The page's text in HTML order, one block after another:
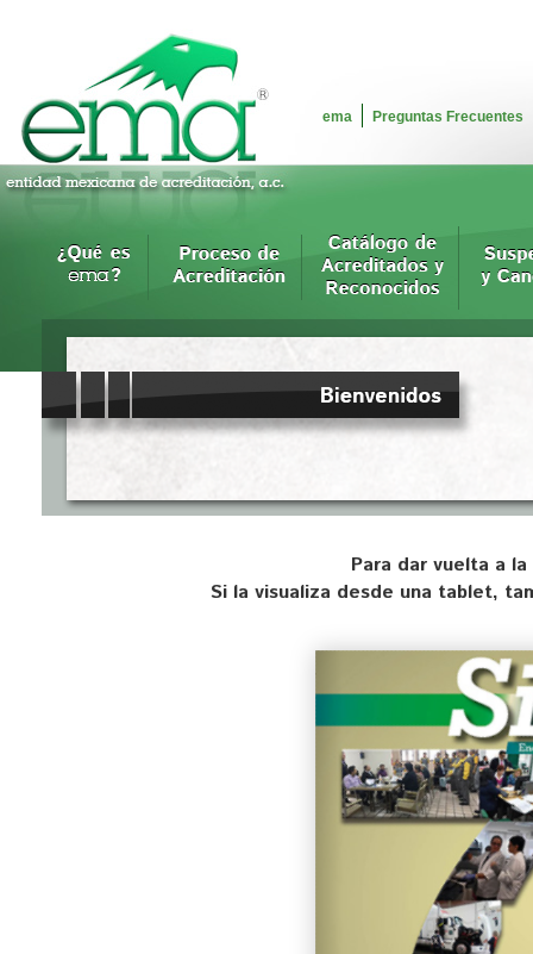
ema Preguntas Frecuentes
Para dar vuelta a
Si la visualiza desde una tablet,